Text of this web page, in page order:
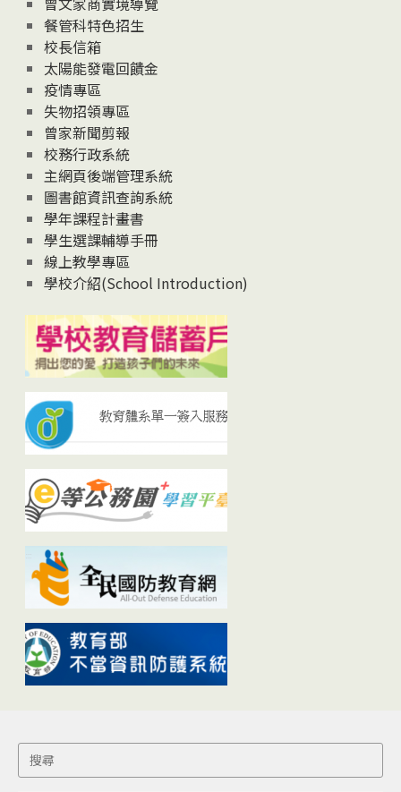
News餐管科特色招生
校長信箱
太陽能發電回饋金
疫情專區
失物招領專區
曾家新聞剪報
校務行政系統
主網頁後端管理系統
圖書館資訊查詢系統
學年課程計畫書
學生選課輔導手冊
線上教學專區
學校介紹(School Introduction)
Search
for: